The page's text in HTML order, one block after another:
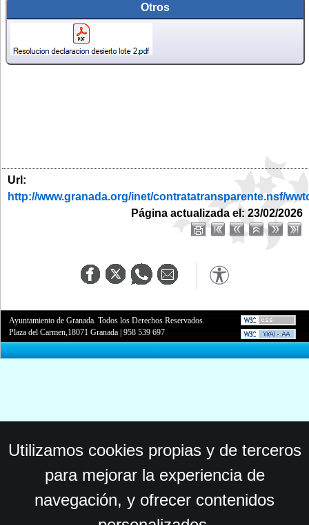
Otros
Url:
http://www.granada.org/inet/contratatransparente.nsf/
Página actualizada el: 23/02/2026
Ayuntamiento de Granada. Todos los Derechos Reservados.
Plaza del Carmen,18071 Granada |958 539 697
Utilizamos cookies propias y de terceros
para mejorar la experiencia de
navegación, y ofrecer contenidos